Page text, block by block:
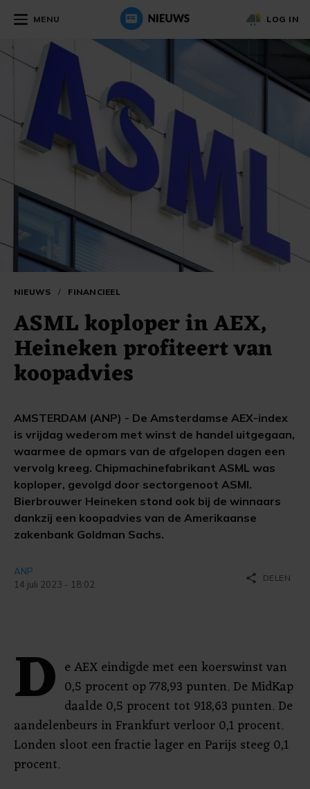
MENU LOG IN
NIEUWS / FINANCIEEL
ASML koploper in AEX,
Heineken profiteert van
koopadvies
AMSTERDAM (ANP) - De Amsterdamse AEX-index
is vrijdag wederom met winst de handel uitgegaan,
waarmee de opmars van de afgelopen dagen een
vervolg kreeg. Chipmachinefabrikant ASML was
koploper, gevolgd door sectorgenoot ASMI.
Bierbrouwer Heineken stond ook bij de winnaars
dankzij een koopadvies van de Amerikaanse
zakenbank Goldman Sachs.
ANP
14 juli 2023 - 18:02
share DELEN
D e AEX eindigde met een koerswinst van
0,5 procent op 778,93 punten. De MidKap
daalde 0,5 procent tot 918,63 punten. De
aandelenbeurs in Frankfurt verloor 0,1 procent.
Londen sloot een fractie lager en Parijs steeg 0,1
procent.